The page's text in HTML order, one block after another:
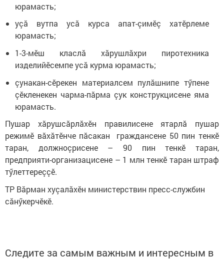
юрамасть;
уçă вутпа усă курса апат-çимӗç хатӗрлеме
юрамасть;
1-3-мӗш класлă хăрушлăхри пиротехника
изделийӗсемпе усă курма юрамасть;
çунакан-сӗрекен материалсем пулăшнипе тӳпене
çӗкленекен чарма-пăрма çук конструкцисене яма
юрамасть.
Пушар хăрушсăрлăхӗн правилисене ятарлă пушар
режимӗ вăхăтӗнче пăсакан граждансене 50 пин тенкӗ
таран, должноçрисене – 90 пин тенкӗ таран,
предприяти-организацисене – 1 млн тенкӗ таран штраф
тӳлеттереççӗ.
ТР Вăрман хуçалăхӗн министерствин пресс-службин
сăнӳкерчӗкӗ.
Следите за самым важным и интересным в